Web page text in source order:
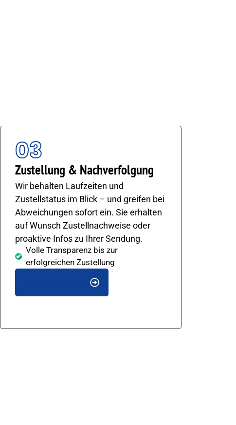
03
Zustellung & Nachverfolgung
Wir behalten Laufzeiten und
Zustellstatus im Blick – und greifen bei
Abweichungen sofort ein. Sie erhalten
auf Wunsch Zustellnachweise oder
proaktive Infos zu Ihrer Sendung.
Volle Transparenz bis zur
erfolgreichen Zustellung